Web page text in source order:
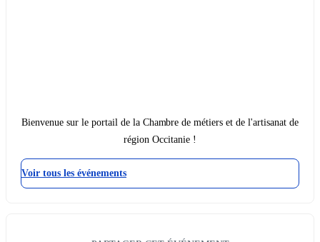
Bienvenue sur le portail de la Chambre de métiers et de l'artisanat de
région Occitanie !
Voir tous les événements